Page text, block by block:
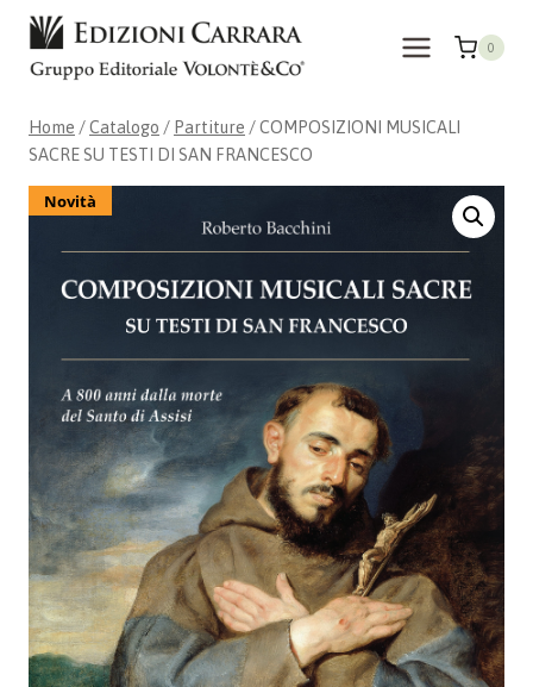
Salta
contenuto
0
Home /Catalogo / Partiture /COMPOSIZIONI MUSICALI
SACRE SU TESTI DI SAN FRANCESCO
Novità